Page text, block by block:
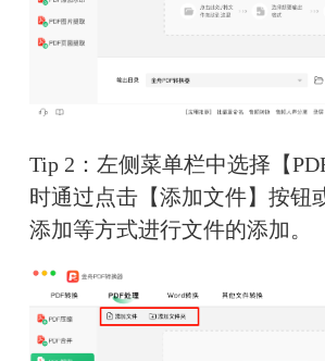
Tip 2：左侧菜单栏中选择【
时通过点击【添加文件】按钮
添加等方式进行文件的添加。